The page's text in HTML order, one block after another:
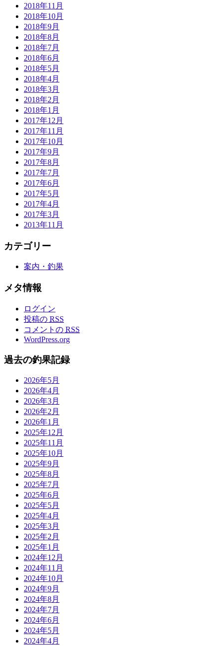
2018年11月
2018年10月
2018年9月
2018年8月
2018年7月
2018年6月
2018年5月
2018年4月
2018年3月
2018年2月
2018年1月
2017年12月
2017年11月
2017年10月
2017年9月
2017年8月
2017年7月
2017年6月
2017年5月
2017年4月
2017年3月
2013年11月
カテゴリー
案内・釣果
メタ情報
ログイン
投稿の RSS
コメントの RSS
WordPress.org
過去の釣果記録
2026年5月
2026年4月
2026年3月
2026年2月
2026年1月
2025年12月
2025年11月
2025年10月
2025年9月
2025年8月
2025年7月
2025年6月
2025年5月
2025年4月
2025年3月
2025年2月
2025年1月
2024年12月
2024年11月
2024年10月
2024年9月
2024年8月
2024年7月
2024年6月
2024年5月
2024年4月